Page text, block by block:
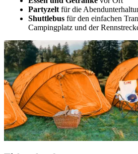
Partyzelt für die
Shuttlebus für den einfachen
Campingplatz und der